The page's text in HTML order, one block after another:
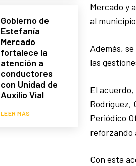
Gobierno de
Estefanía
Mercado
fortalece la
atención a
conductores
con Unidad de
Auxilio Vial
LEER MÁS
Mercado y
al
Además,
las
El
Rodríguez,
Periódico
reforzando
Con esta